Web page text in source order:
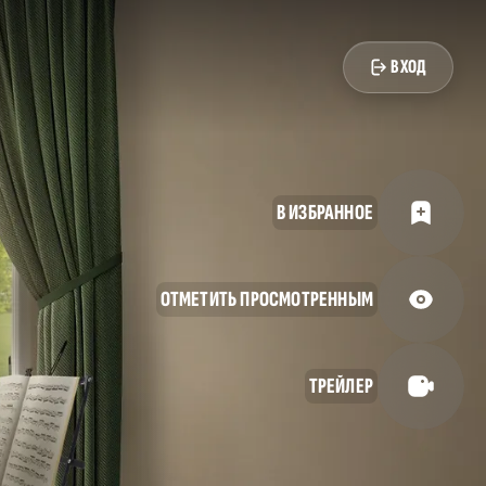
ВХОД
В ИЗБРАННОЕ
ОТМЕТИТЬ ПРОСМОТРЕННЫМ
ТРЕЙЛЕР